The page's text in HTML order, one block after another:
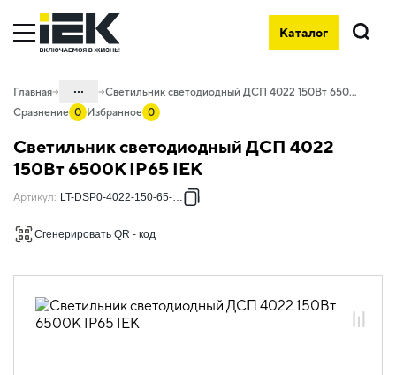
Каталог
Поиск
Главная ...
10. Светотехника
10.04 Промышленное освещение
пролетов
Светильник светодиодный ДСП 4022 150Вт 6500К IP65 IEK
Сравнение 0 Избранное 0
Светильник светодиодный ДСП 4022
150Вт 6500К IP65 IEK
Артикул: LT-DSP0-4022-150-65-K02
Сгенерировать QR - код